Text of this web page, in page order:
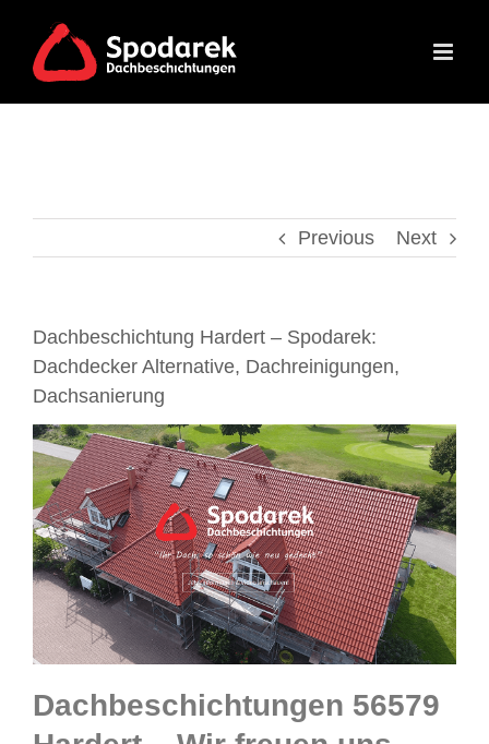
content
Previous Next
Dachbeschichtung Hardert – Spodarek:
Dachdecker Alternative, Dachreinigungen,
Dachsanierung
Dachbeschichtungen 56579